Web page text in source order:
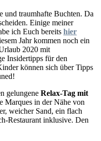
und traumhafte Buchten. Da
Einige meiner
ich Euch bereits hier
Jahr kommen noch ein
2020 mit
Insidertipps für den
können sich über Tipps
gelungene Relax-Tag mit
Marques in der Nähe von
weicher Sand, ein flach
Restaurant inklusive. Den